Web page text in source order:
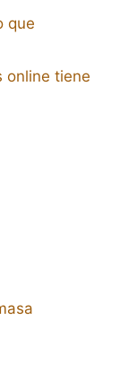
que
online tiene